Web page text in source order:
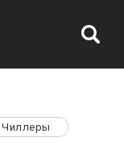
Чиллеры